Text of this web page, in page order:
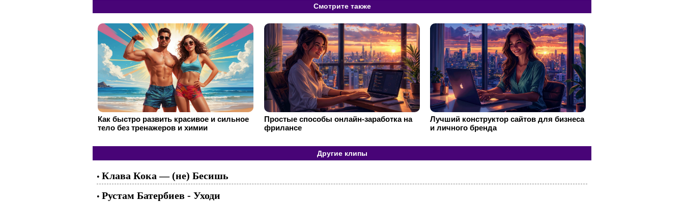
Смотрите также
Как быстро развить красивое и сильное
тело без тренажеров и химии
Простые способы онлайн-заработка на
фрилансе
Лучший конструктор сайтов для бизнеса
и личного бренда
Другие клипы
• Клава Кока — (не) Бесишь
• Рустам Батербиев - Уходи